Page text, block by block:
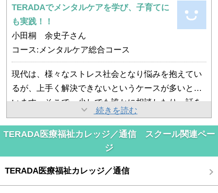
と順序だてて整理されており、必要な知識を、全体
像を把握しながら、効率的に学ぶことができると感
じました。
医療としての心理分野、精神医科学を本講座で学ぶ
中で、心と体は密接に関連しており、両方にアプロ
ーチすることが大切であると、特に感じ、治療や支
援には欠かすことができないと思いました。
今後、本講座で学んだことを実践し、経験を積んで
いき、さらに自己研鑽をしていく中で、機会があれ
ば上のステップである心理専門士にも挑戦してみた
いと思います。
TERADAでメンタルケアを学び、子育てに
も実践！！
小田桐 余史子さん
コース:メンタルケア総合コース
現代は、様々なストレス社会となり悩みを抱えてい
るが、上手く解決できないというケースが多いと思
います。そこで、少しでも誰かに相談したり、話を
聞いてくれる相手がいたらストレス発散や問題の解
決策が見つかることもあります。そんな方の役に立
てる仕事の資格がないかとパソコンで探したところ
学びたい内容・料金など私の理想に合い、この学校
に決めました。
私は、小学生と保育園児の二児（二人共に元気な息
子デス）の母親です。受講を初めた頃は”悩みを抱え
る人の役に立てる事を学ぶ”に焦点を当てていました
が、受講を続けていくうちに、子育てにも役に立つ
分野も多く実践しております。
子育て、家事、そしてパートを少し・・・の合間で
受講を決めた時は不安で、さらにテキストが届き、
目を通したときには分からないことばかりで続けら
れるかどうか不安でした。しかし、分からないこと
続きを読む
TERADA医療福祉カレッジ／通信 スクール関連ペー
ジ
TERADA医療福祉カレッジ／通信